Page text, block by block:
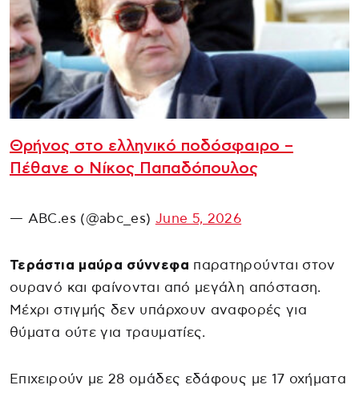
Θρήνος στο ελληνικό ποδόσφαιρο –
Πέθανε ο Νίκος Παπαδόπουλος
— ABC.es (@abc_es) June 5, 2026
Τεράστια μαύρα σύννεφα παρατηρούνται στον
ουρανό και φαίνονται από μεγάλη απόσταση.
Μέχρι στιγμής δεν υπάρχουν αναφορές για
θύματα ούτε για τραυματίες.
Επιχειρούν με 28 ομάδες εδάφους με 17 οχήματα